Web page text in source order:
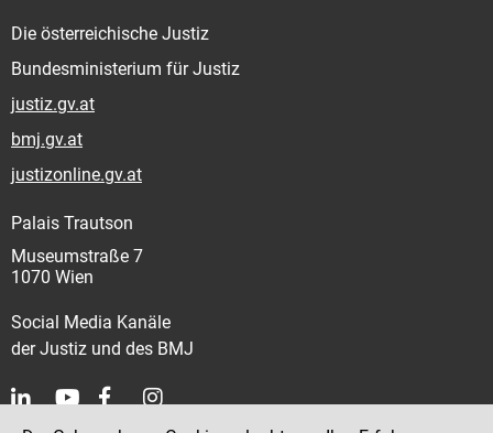
Die österreichische Justiz
Bundesministerium für Justiz
justiz.gv.at
bmj.gv.at
justizonline.gv.at
Palais Trautson
Museumstraße 7
1070 Wien
Social Media Kanäle
der Justiz und des BMJ